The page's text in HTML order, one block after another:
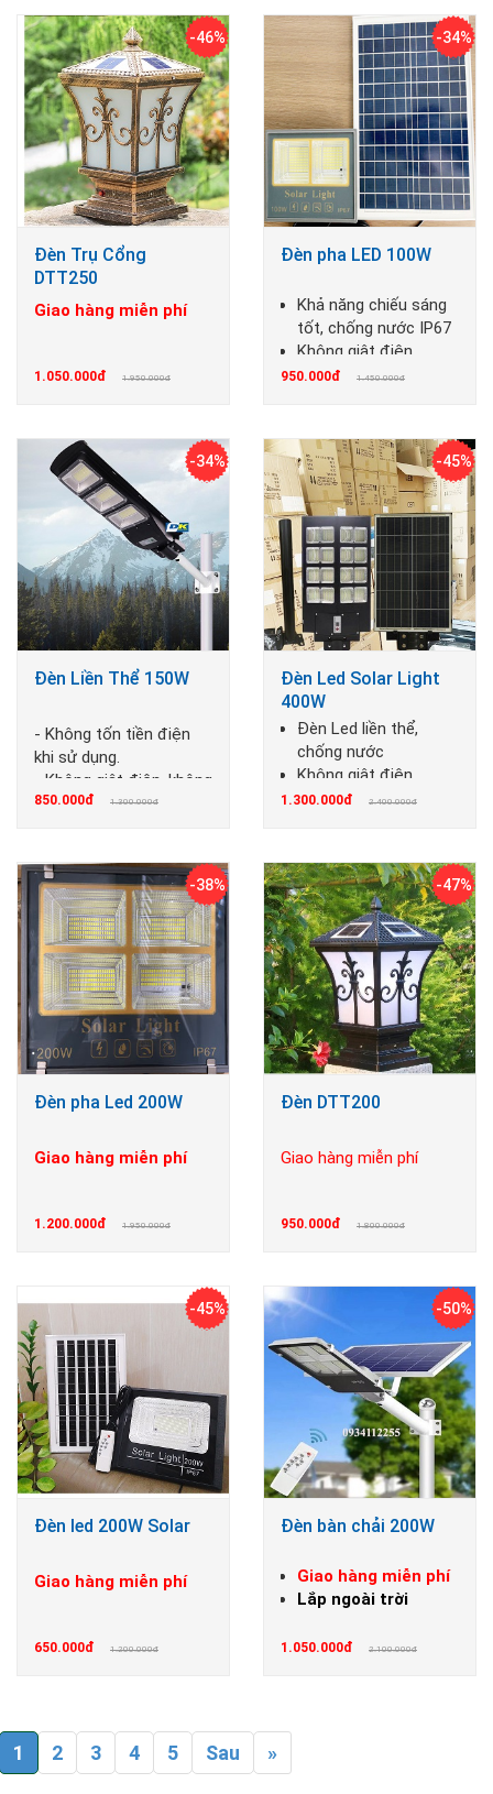
-46%
Đèn Trụ Cổng
DTT250
Giao hàng miễn phí
1.050.000đ 1.950.000đ
-34%
Đèn pha LED 100W
Khả năng chiếu sáng
tốt, chống nước IP67
Không giật điện,
không cháy nổ
950.000đ 1.450.000đ
-34%
Đèn Liền Thể 150W
- Không tốn tiền điện
khi sử dụng.
- Không giật điện, không
cháy nổ
850.000đ 1.300.000đ
-45%
Đèn Led Solar Light
400W
Đèn Led liền thể,
chống nước
Không giật điện,
không cháy nổ
1.300.000đ 2.400.000đ
-38%
Đèn pha Led 200W
Giao hàng miễn phí
1.200.000đ 1.950.000đ
-47%
Đèn DTT200
Giao hàng miễn phí
950.000đ 1.800.000đ
-45%
Đèn led 200W Solar
Giao hàng miễn phí
650.000đ 1.200.000đ
-50%
Đèn bàn chải 200W
Giao hàng miễn phí
Lắp ngoài trời
1.050.000đ 2.100.000đ
1 2 3 4 5 Sau »